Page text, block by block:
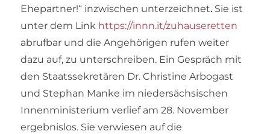
Ehepartner!“ inzwischen unterzeichnet. Sie ist
unter dem Link https://innn.it/zuhauseretten
abrufbar und die Angehörigen rufen weiter
dazu auf, zu unterschreiben. Ein Gespräch mit
den Staatssekretären Dr. Christine Arbogast
und Stephan Manke im niedersächsischen
Innenministerium verlief am 28. November
ergebnislos. Sie verwiesen auf die